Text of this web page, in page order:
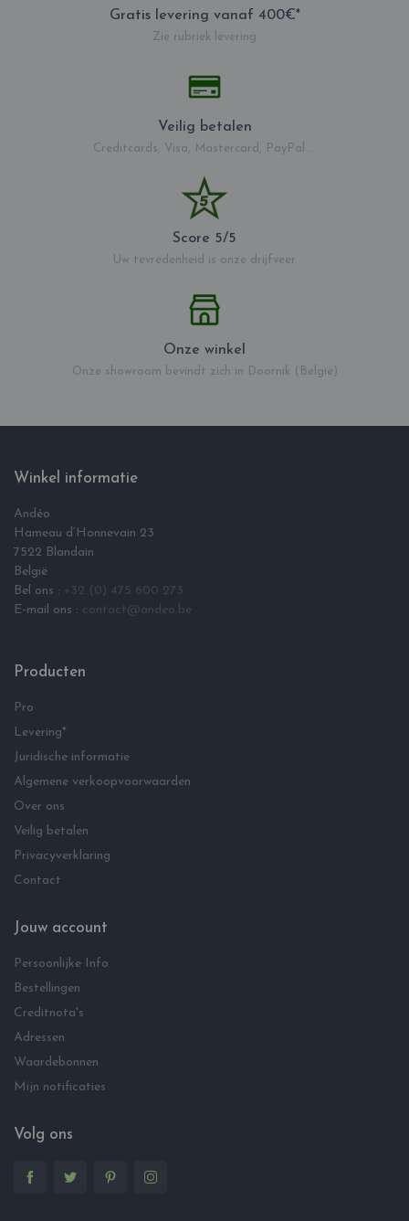
Gratis levering vanaf 400€*
Zie rubriek levering
Veilig betalen
Creditcards, Visa, Mastercard, PayPal ...
Score 5/5
Uw tevredenheid is onze drijfveer
Onze winkel
Onze showroom bevindt zich in Doornik (België)
Winkel informatie
Andéo
Hameau d‘Honnevain 23
7522 Blandain
België
Bel ons : +32 (0) 475 600 273
E-mail ons : contact@andeo.be
Producten
Pro
Levering*
Juridische informatie
Algemene verkoopvoorwaarden
Over ons
Veilig betalen
Privacyverklaring
Contact
Jouw account
Persoonlijke Info
Bestellingen
Creditnota's
Adressen
Waardebonnen
Mijn notificaties
Volg ons